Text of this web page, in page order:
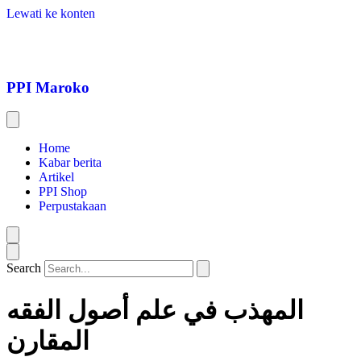
Lewati ke konten
PPI Maroko
Home
Kabar berita
Artikel
PPI Shop
Perpustakaan
Search
المهذب في علم أصول الفقه
المقارن